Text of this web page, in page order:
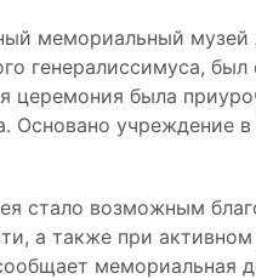
мемориальный
генералиссимуса,
церемония была
Основано учреждение
стало возможным
а также при
мемориальная